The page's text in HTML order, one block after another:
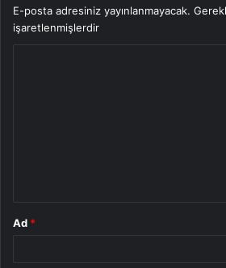
E-posta adresiniz yayınlanmayacak.
işaretlenmişlerdir
Ad *